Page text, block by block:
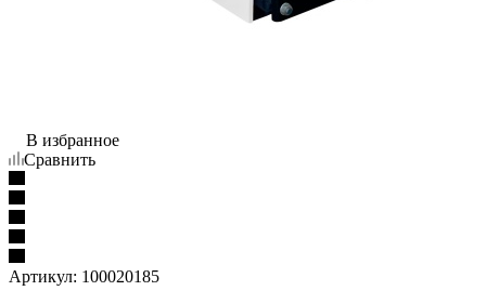
В избранное
Сравнить
Артикул: 100020185